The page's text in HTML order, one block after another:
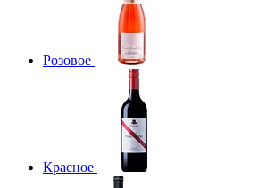
Розовое
Красное